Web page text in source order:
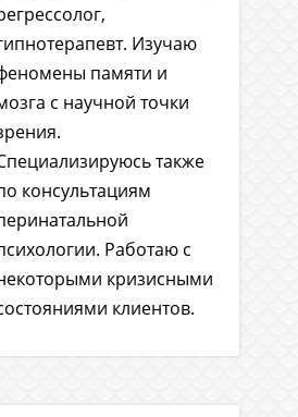
Изучаю
памяти и
с научной точки
также
консультациям
Работаю с
кризисными
клиентов.